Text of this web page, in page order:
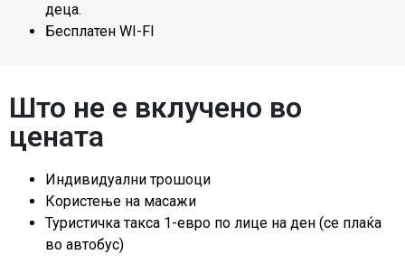
деца.
Бесплатен WI-FI
Што не е вклучено во
цената
Индивидуални трошоци
Користење на масажи
Туристичка такса 1-евро по лице на ден (се плаќа
во автобус)